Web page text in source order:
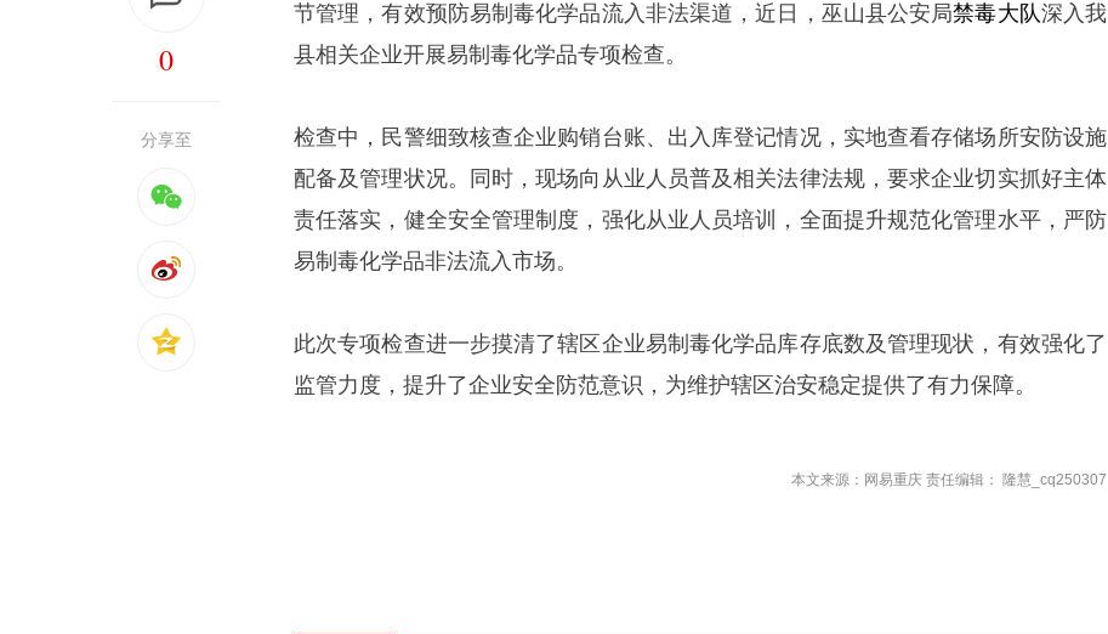
0
分享至
节管理，有效预防易制毒化学品流入非法渠道，近日，巫山县公安局禁毒大队深入我
县相关企业开展易制毒化学品专项检查。
检查中，民警细致核查企业购销台账、出入库登记情况，实地查看存储场所安防设施
配备及管理状况。同时，现场向从业人员普及相关法律法规，要求企业切实抓好主体
责任落实，健全安全管理制度，强化从业人员培训，全面提升规范化管理水平，严防
易制毒化学品非法流入市场。
此次专项检查进一步摸清了辖区企业易制毒化学品库存底数及管理现状，有效强化了
监管力度，提升了企业安全防范意识，为维护辖区治安稳定提供了有力保障。
本文来源：网易重庆 责任编辑： 隆慧_cq250307